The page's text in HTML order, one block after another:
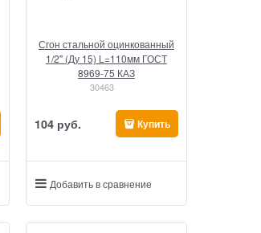
Сгон стальной оцинкованный
1/2" (Ду 15) L=110мм ГОСТ
8969-75 КАЗ
30463
104 руб. Купить
Добавить в сравнение